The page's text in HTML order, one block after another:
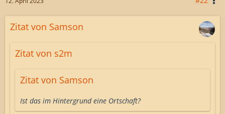
Zitat von Samson
Zitat von s2m
Zitat von Samson
Ist das im Hintergrund eine Ortschaft?